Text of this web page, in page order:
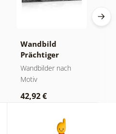
Wandbild
Prächtiger
Berggipfel in
Schwarz-Weiß
Wandbilder nach
Motiv
42,92 €